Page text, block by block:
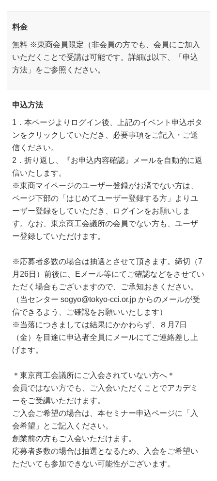
料金
無料 ※東商会員限定（非会員の方でも、会員にご加入
いただくことで受講は可能です。詳細は以下、「申込
方法」をご参照ください。
申込方法
1．本ページよりログイン後、上記のイベント申込ボタ
ンをクリックしていただき、必要事項をご記入・ご送
信ください。
2．折り返し、『お申込内容確認』メールを自動的に返
信いたします。
※東商マイページのユーザー登録がお済でない方は、
ページ下部の「はじめてユーザー登録する方」よりユ
ーザー登録をしていただき、ログインをお願いしま
す。なお、東京商工会議所の会員でない方も、ユーザ
ー登録していただけます。
※応募者多数の場合は抽選とさせて頂きます。締切（7
月26日）前後に、Eメール等にてご確認などをさせてい
ただく場合もございますので、ご承知おきください。
（当センター sogyo@tokyo-cci.or.jp からのメールが受
信できるよう、ご確認をお願いいたします）
※当落につきましては結果にかかわらず、８月7日
（金）を目途に申込者全員にメールにてご連絡差し上
げます。
＊東京商工会議所にご入会されていない方へ＊
会員ではない方でも、ご入会いただくことでアカデミ
ーをご受講いただけます。
ご入会ご希望の場合は、本セミナー申込ページに「入
会希望」とご記入ください。
創業前の方もご入会いただけます。
応募者多数の場合は抽選となるため、入会をご希望い
ただいても参加できない可能性がございます。